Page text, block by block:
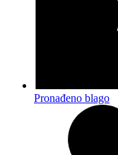
Pronađeno blago